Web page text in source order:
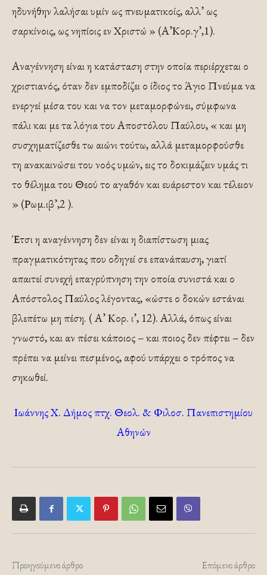
ηδυνήθην λαλήσαι υμίν ως πνευματικοίς, αλλ’ ως
σαρκίνοις, ως νηπίοις εν Χριστώ » (Α’Κορ.γ’,1).
Αναγέννηση είναι η κατάσταση στην οποία περιέρχεται ο
χριστιανός, όταν δεν εμποδίζει ο ίδιος το Άγιο Πνεύμα να
ενεργεί μέσα του και να τον μεταμορφώνει, σύμφωνα
πάλι και με τα λόγια του Αποστόλου Παύλου, « και μη
συσχηματίζεσθε τω αιώνι τούτω, αλλά μεταμορφούσθε
τη ανακαινώσει του νοός υμών, εις το δοκιμάζειν υμάς τι
το θέλημα του Θεού το αγαθόν και ευάρεστον και τέλειον
» (Ρωμ.ιβ’,2 ).
Έτσι η αναγέννηση δεν είναι η διαπίστωση μιας
πραγματικότητας που οδηγεί σε επανάπαυση, γιατί
απαιτεί συνεχή επαγρύπνηση την οποία συνιστά και ο
Απόστολος Παύλος λέγοντας, «ώστε ο δοκών εστάναι
βλεπέτω μη πέση. ( Α’ Κορ. ι’, 12). Αλλά, όπως είναι
γνωστό, και αν πέσει κάποιος – και ποιος δεν πέφτει – δεν
πρέπει να μείνει πεσμένος, αφού υπάρχει ο τρόπος να
σηκωθεί.
Ιωάννης Χ. Δήμος πτχ. Θεολ. & Φιλοσ. Πανεπιστημίου
Αθηνών
Προηγούμενο άρθρο Επόμενο άρθρο